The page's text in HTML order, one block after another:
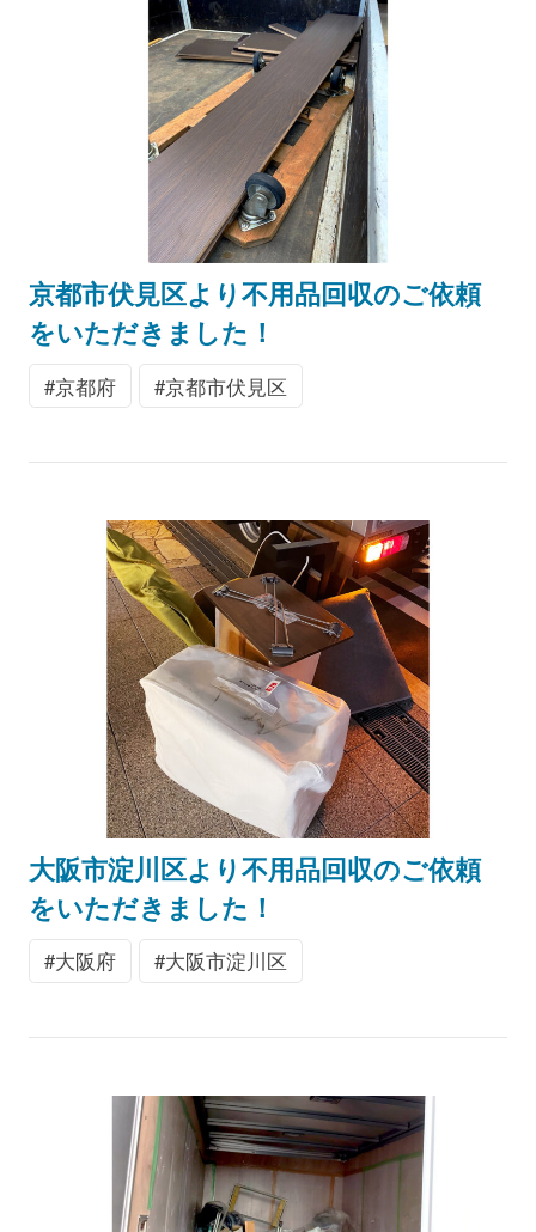
京都市伏見区より不用品回収のご依頼
をいただきました！
京都府 京都市伏見区
大阪市淀川区より不用品回収のご依頼
をいただきました！
大阪府 大阪市淀川区